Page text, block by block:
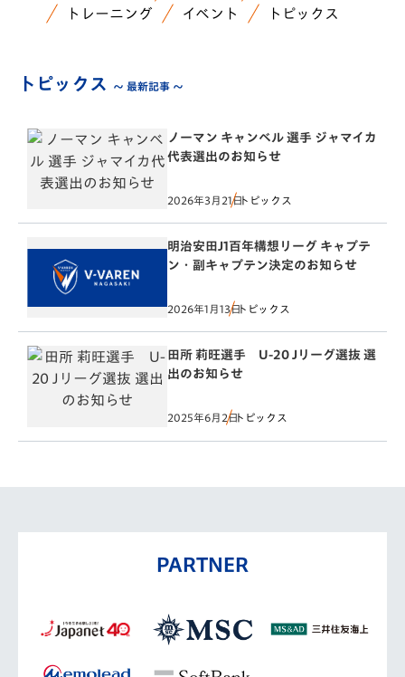
トレーニング
イベント トピックス
トピックス ～ 最新記事 ～
ノーマン キャンベル 選手 ジャマイカ
代表選出のお知らせ
2026年3月21日トピックス
明治安田J1百年構想リーグ キャプテ
ン・副キャプテン決定のお知らせ
2026年1月13日トピックス
田所 莉旺選手 U-20 Jリーグ選抜 選
出のお知らせ
2025年6月2日トピックス
PARTNER